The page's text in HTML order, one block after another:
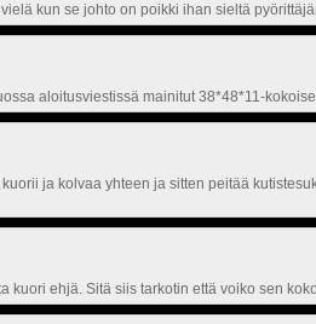
kun se johto on poikki ihan sieltä
aloitusviestissä mainitut 38*48*11-
ja kolvaa yhteen ja sitten peitää
ehjä. Sitä siis tarkotin että voiko sen